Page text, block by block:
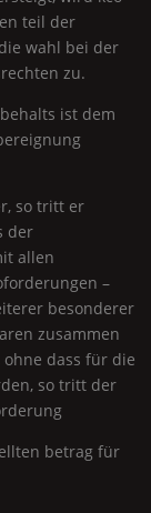
teil der
wahl bei der
zu.
ist dem
so tritt er
der
allen
–
besonderer
zusammen
dass für die
so tritt der
betrag für